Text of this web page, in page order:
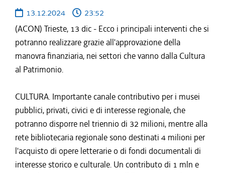
13.12.2024
23:52
(ACON) Trieste, 13 dic - Ecco i principali interventi che si
potranno realizzare grazie all'approvazione della
manovra finanziaria, nei settori che vanno dalla Cultura
al Patrimonio.
CULTURA. Importante canale contributivo per i musei
pubblici, privati, civici e di interesse regionale, che
potranno disporre nel triennio di 32 milioni, mentre alla
rete bibliotecaria regionale sono destinati 4 milioni per
l'acquisto di opere letterarie o di fondi documentali di
interesse storico e culturale. Un contributo di 1 mln e